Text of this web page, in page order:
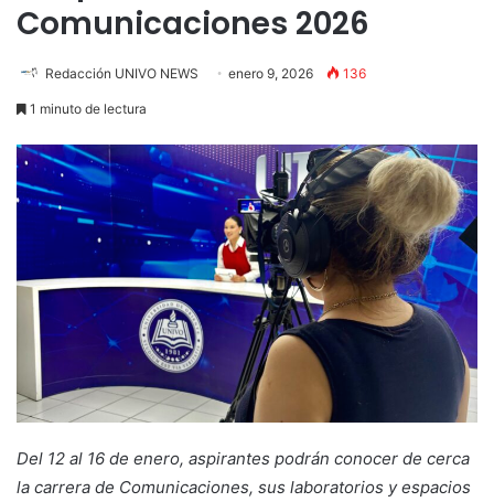
Comunicaciones 2026
Redacción UNIVO NEWS enero 9, 2026 136
1 minuto de lectura
Del 12 al 16 de enero, aspirantes podrán conocer de cerca
la carrera de Comunicaciones, sus laboratorios y espacios